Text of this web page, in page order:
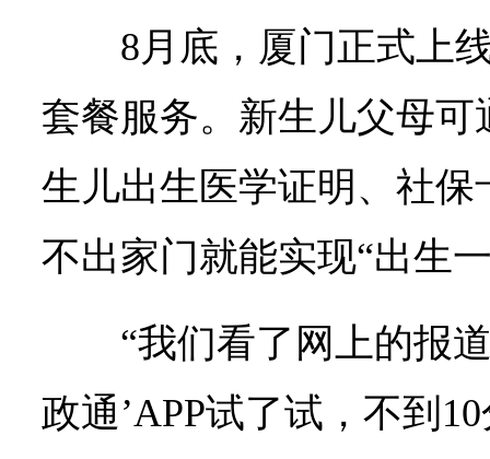
8月底，厦门正式上
套餐服务。新生儿父母
生儿出生医学证明、社
不出家门就能实现“出生
“我们看了网上的报
政通’APP试了试，不到